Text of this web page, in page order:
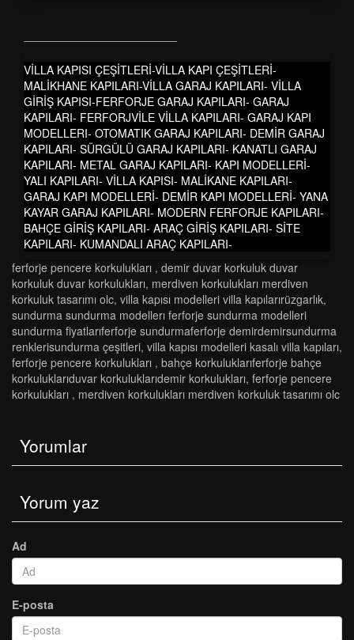
VİLLA KAPISI ÇEŞİTLERİ-VİLLA KAPI ÇEŞİTLERİ-
MALİKHANE KAPILARI-VİLLA GARAJ KAPILARI- VİLLA
GİRİŞ KAPISI-FERFORJE GARAJ KAPILARI- GARAJ
KAPILARI- FERFORJVİLE VİLLA KAPILARI- GARAJ KAPI
MODELLERI- OTOMATIK GARAJ KAPILARI- DEMİR GARAJ
KAPILARI- SÜRGÜLÜ GARAJ KAPILARI- KANATLI GARAJ
KAPILARI- METAL GARAJ KAPILARI- KAPI MODELLERİ-
YALI KAPILARI- VİLLA KAPISI- MALİKANE KAPILARI-
GARAJ KAPI MODELLERİ- DEMİR KAPI MODELLERİ- YANA
KAYAR GARAJ KAPILARI- MODERN FERFORJE KAPILARI-
BAHÇE GİRİŞ KAPILARI- ARAÇ GİRİŞ KAPILARI- SİTE
KAPILARI- KUMANDALI ARAÇ KAPILARI-
ferforje pencere korkulukları , demir duvar korkuluk duvar
korkuluk duvar korkulukları, merdi̇ven korkuluklari merdi̇ven
korkuluk tasarimi olc, vi̇lla kapisi modelleri̇ vi̇lla kapilarirüzgarlik,
sundurma sundurma modelleri ferforje sundurma modelleri̇
sundurma fi̇yatlariferforje sundurmaferforje demi̇rdemi̇rsundurma
renkleri̇sundurma çeşi̇tleri̇, villa kapısı modelleri kasalı villa kapıları,
ferforje pencere korkulukları , bahçe korkuluklariferforje bahçe
korkuluklariduvar korkuluklaridemi̇r korkuluklari, ferforje pencere
korkulukları , merdi̇ven korkuluklari merdi̇ven korkuluk tasarimi olc
Yorumlar
Yorum yaz
Ad
E-posta